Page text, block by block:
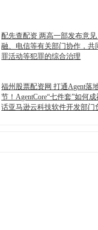
配先查配资 两高一部发布意
融、电信等有关部门协作，共
罪活动等犯罪的综合治理
福州股票配资网 打通Agent落
节！AgentCore“七件套”如何
话亚马逊云科技软件开发部门